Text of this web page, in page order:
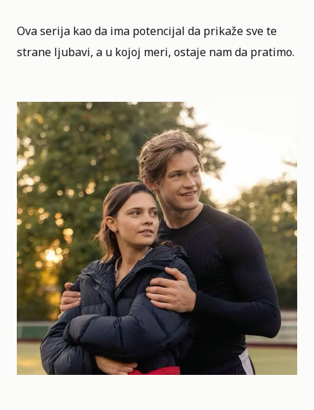
Ova serija kao da ima potencijal da prikaže sve te
strane ljubavi, a u kojoj meri, ostaje nam da pratimo.